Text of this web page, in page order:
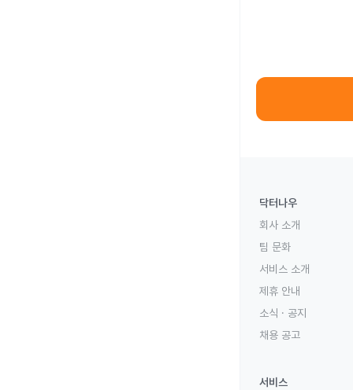
닥터나우
회사 소개
팀 문화
서비스 소개
제휴 안내
소식 · 공지
채용 공고
서비스